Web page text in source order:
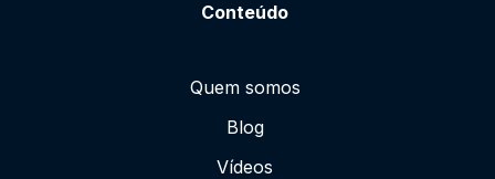
Conteúdo
Quem somos
Blog
Vídeos